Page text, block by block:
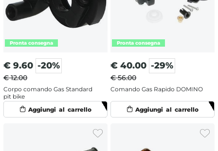
€ 9.60 -20%
€ 12.00
Corpo comando Gas Standard
pit bike
€ 40.00 -29%
€ 56.00
Comando Gas Rapido DOMINO